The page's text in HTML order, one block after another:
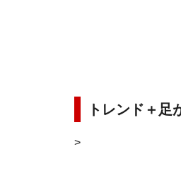
トレンド＋
>